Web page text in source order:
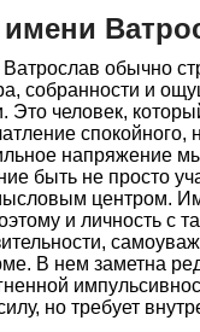
имени
обычно
собранности и
Это человек,
спокойного,
напряжение
быть не просто
центром.
и личность с
В нем заметна
но требует